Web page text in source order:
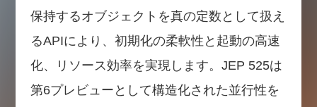
保持するオブジェクトを真の定数として扱え
るAPIにより、初期化の柔軟性と起動の高速
化、リソース効率を実現します。JEP 525は
第6プレビューとして構造化された並行性を